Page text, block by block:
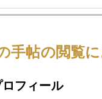
、実体経済から遊離
手帖の閲覧
フィール